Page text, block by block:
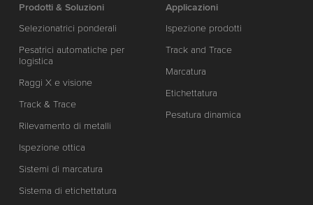
Prodotti & Soluzioni
Selezionatrici ponderali
Pesatrici automatiche per
logistica
Raggi X e visione
Track & Trace
Rilevamento di metalli
Ispezione ottica
Sistemi di marcatura
Sistema di etichettatura
Applicazioni
Ispezione prodotti
Track and Trace
Marcatura
Etichettatura
Pesatura dinamica